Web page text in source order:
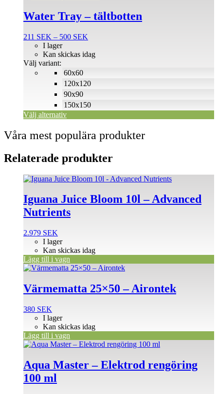
Water Tray – tältbotten
211 SEK – 500 SEK
till
60x60
120x120
90x90
150x150
I lager
Kan skickas idag
Välj variant:
Välj alternativ
produkten
har
varianter.
olika
alternativen
Våra mest populära produkter
Relaterade produkter
Iguana Juice Bloom 10l – Advanced
Nutrients
2.979 SEK
I lager
Kan skickas idag
Lägg till i vagn
Värmematta 25×50 – Airontek
380 SEK
I lager
Kan skickas idag
Lägg till i vagn
Aqua Master – Elektrod rengöring
100 ml